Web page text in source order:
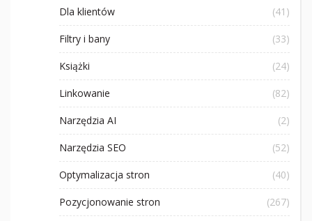
Dla klientów (41)
Filtry i bany (33)
Książki (24)
Linkowanie (82)
Narzędzia AI (2)
Narzędzia SEO (52)
Optymalizacja stron (40)
Pozycjonowanie stron (267)